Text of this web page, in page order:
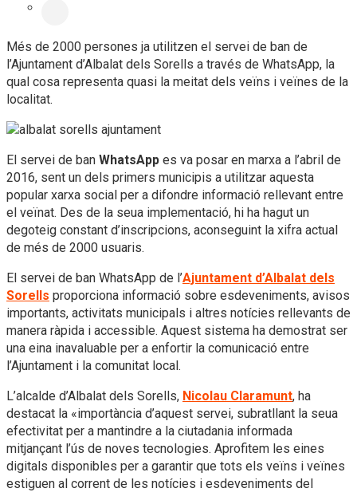
Més de 2000 persones ja utilitzen el servei de ban de
l’Ajuntament d’Albalat dels Sorells a través de WhatsApp, la
qual cosa representa quasi la meitat dels veïns i veïnes de la
localitat.
El servei de ban WhatsApp es va posar en marxa a l’abril de
2016, sent un dels primers municipis a utilitzar aquesta
popular xarxa social per a difondre informació rellevant entre
el veïnat. Des de la seua implementació, hi ha hagut un
degoteig constant d’inscripcions, aconseguint la xifra actual
de més de 2000 usuaris.
El servei de ban WhatsApp de l’Ajuntament d’Albalat dels
Sorells proporciona informació sobre esdeveniments, avisos
importants, activitats municipals i altres notícies rellevants de
manera ràpida i accessible. Aquest sistema ha demostrat ser
una eina inavaluable per a enfortir la comunicació entre
l’Ajuntament i la comunitat local.
L’alcalde d’Albalat dels Sorells, Nicolau Claramunt, ha
destacat la «importància d’aquest servei, subratllant la seua
efectivitat per a mantindre a la ciutadania informada
mitjançant l’ús de noves tecnologies. Aprofitem les eines
digitals disponibles per a garantir que tots els veïns i veïnes
estiguen al corrent de les notícies i esdeveniments del